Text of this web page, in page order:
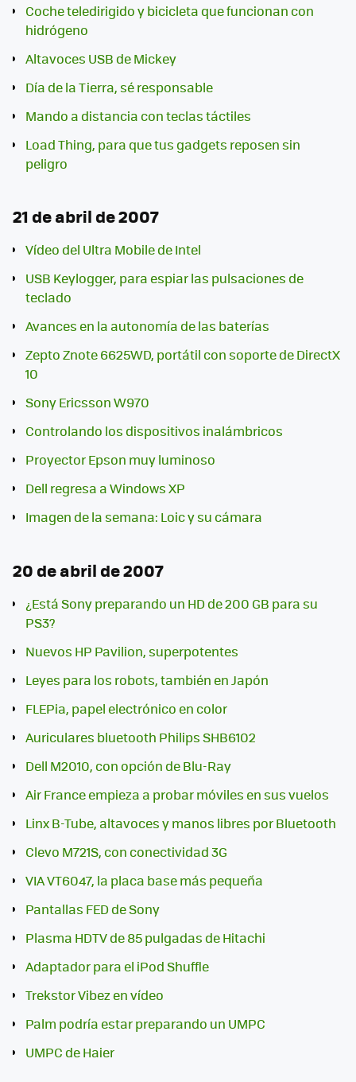
Coche teledirigido y bicicleta que funcionan con
hidrógeno
Altavoces USB de Mickey
Día de la Tierra, sé responsable
Mando a distancia con teclas táctiles
Load Thing, para que tus gadgets reposen sin
peligro
21 de abril de 2007
Vídeo del Ultra Mobile de Intel
USB Keylogger, para espiar las pulsaciones de
teclado
Avances en la autonomía de las baterías
Zepto Znote 6625WD, portátil con soporte de DirectX
10
Sony Ericsson W970
Controlando los dispositivos inalámbricos
Proyector Epson muy luminoso
Dell regresa a Windows XP
Imagen de la semana: Loic y su cámara
20 de abril de 2007
¿Está Sony preparando un HD de 200 GB para su
PS3?
Nuevos HP Pavilion, superpotentes
Leyes para los robots, también en Japón
FLEPia, papel electrónico en color
Auriculares bluetooth Philips SHB6102
Dell M2010, con opción de Blu-Ray
Air France empieza a probar móviles en sus vuelos
Linx B-Tube, altavoces y manos libres por Bluetooth
Clevo M721S, con conectividad 3G
VIA VT6047, la placa base más pequeña
Pantallas FED de Sony
Plasma HDTV de 85 pulgadas de Hitachi
Adaptador para el iPod Shuffle
Trekstor Vibez en vídeo
Palm podría estar preparando un UMPC
UMPC de Haier